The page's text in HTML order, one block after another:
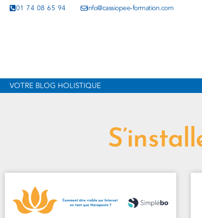
01 74 08 65 94 info@cassiopee-formation.com
VOTRE BLOG HOLISTIQUE